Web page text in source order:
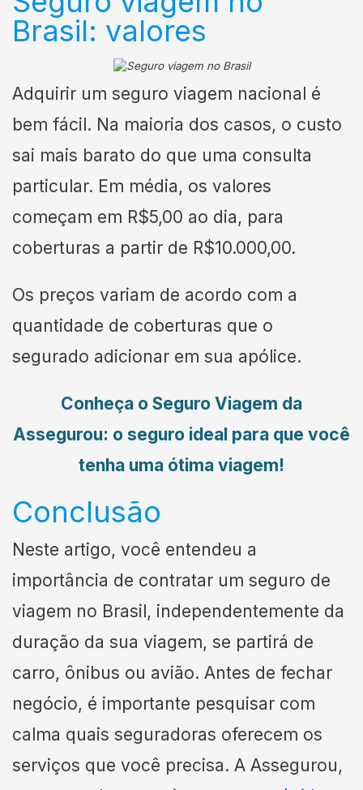
Brasil: valores
Adquirir um seguro viagem nacional é
bem fácil. Na maioria dos casos, o custo
sai mais barato do que uma consulta
particular. Em média, os valores
começam em R$5,00 ao dia, para
coberturas a partir de R$10.000,00.
Os preços variam de acordo com a
quantidade de coberturas que o
segurado adicionar em sua apólice.
Conheça o Seguro Viagem da
Assegurou: o seguro ideal para que você
tenha uma ótima viagem!
Conclusão
Neste artigo, você entendeu a
importância de contratar um seguro de
viagem no Brasil, independentemente da
duração da sua viagem, se partirá de
carro, ônibus ou avião. Antes de fechar
negócio, é importante pesquisar com
calma quais seguradoras oferecem os
serviços que você precisa. A Assegurou,